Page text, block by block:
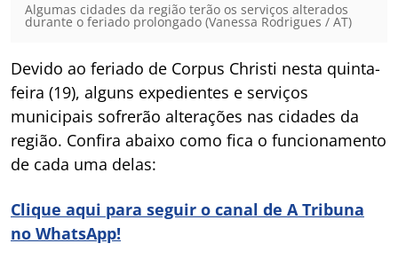
Algumas cidades da região terão os serviços alterados
durante o feriado prolongado (Vanessa Rodrigues / AT)
Devido ao feriado de Corpus Christi nesta quinta-
feira (19), alguns expedientes e serviços
municipais sofrerão alterações nas cidades da
região. Confira abaixo como fica o funcionamento
de cada uma delas:
Clique aqui para seguir o canal de A Tribuna
no WhatsApp!